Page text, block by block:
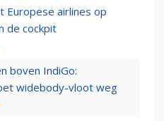
Europese airlines op
de cockpit
boven IndiGo:
widebody-vloot weg